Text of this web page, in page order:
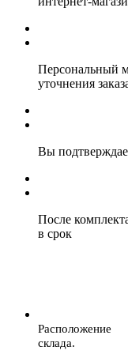
Персональный
уточнения
Вы
После
в срок
Расположение
склада.